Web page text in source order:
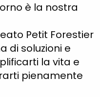
è la nostra
Petit Forestier
di soluzioni e
la vita e
pienamente